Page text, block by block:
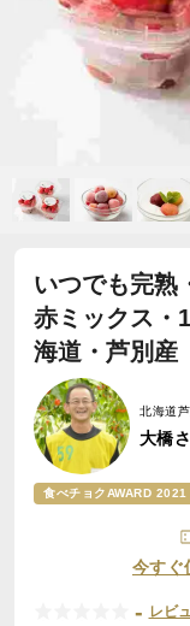
いつでも完熟
赤ミックス
海道・芦別産
北海道
大橋
食べチョクAWARD
今すぐ
- レビ